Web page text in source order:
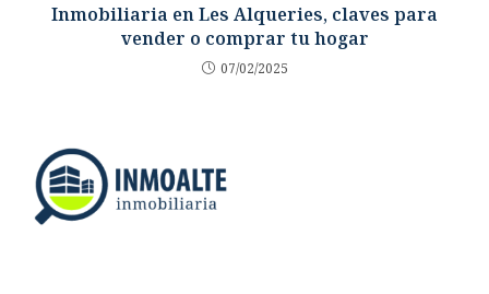
Inmobiliaria en Les Alqueries, claves para
vender o comprar tu hogar
07/02/2025